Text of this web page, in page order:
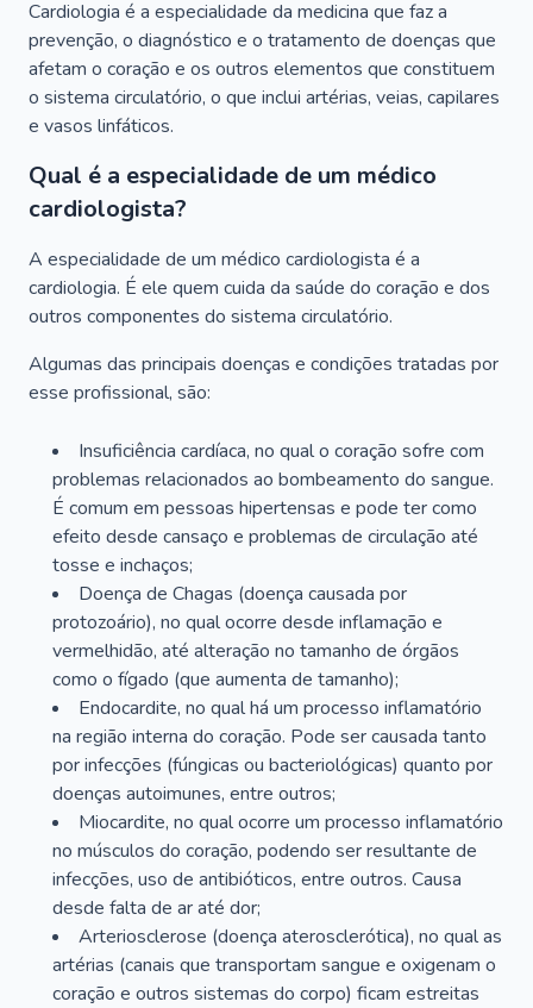
Cardiologia é a especialidade da medicina que faz a
prevenção, o diagnóstico e o tratamento de doenças que
afetam o coração e os outros elementos que constituem
o sistema circulatório, o que inclui artérias, veias, capilares
e vasos linfáticos.
Qual é a especialidade de um médico
cardiologista?
A especialidade de um médico cardiologista é a
cardiologia. É ele quem cuida da saúde do coração e dos
outros componentes do sistema circulatório.
Algumas das principais doenças e condições tratadas por
esse profissional, são:
Insuficiência cardíaca, no qual o coração sofre com
problemas relacionados ao bombeamento do sangue.
É comum em pessoas hipertensas e pode ter como
efeito desde cansaço e problemas de circulação até
tosse e inchaços;
Doença de Chagas (doença causada por
protozoário), no qual ocorre desde inflamação e
vermelhidão, até alteração no tamanho de órgãos
como o fígado (que aumenta de tamanho);
Endocardite, no qual há um processo inflamatório
na região interna do coração. Pode ser causada tanto
por infecções (fúngicas ou bacteriológicas) quanto por
doenças autoimunes, entre outros;
Miocardite, no qual ocorre um processo inflamatório
no músculos do coração, podendo ser resultante de
infecções, uso de antibióticos, entre outros. Causa
desde falta de ar até dor;
Arteriosclerose (doença aterosclerótica), no qual as
artérias (canais que transportam sangue e oxigenam o
coração e outros sistemas do corpo) ficam estreitas